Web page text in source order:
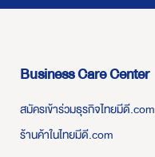
Business Care Center
สมัครเข้าร่วมธุรกิจไทยมีดี.com
ร้านค้าในไทยมีดี.com